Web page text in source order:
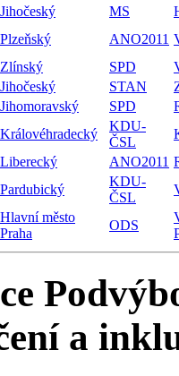
Jihočeský MS
Plzeňský ANO2011
Zlínský SPD
Jihočeský STAN
Jihomoravský SPD
Královéhradecký
KDU-
ČSL
Liberecký ANO2011
Pardubický
KDU-
ČSL
Hlavní město
Praha
ODS
a